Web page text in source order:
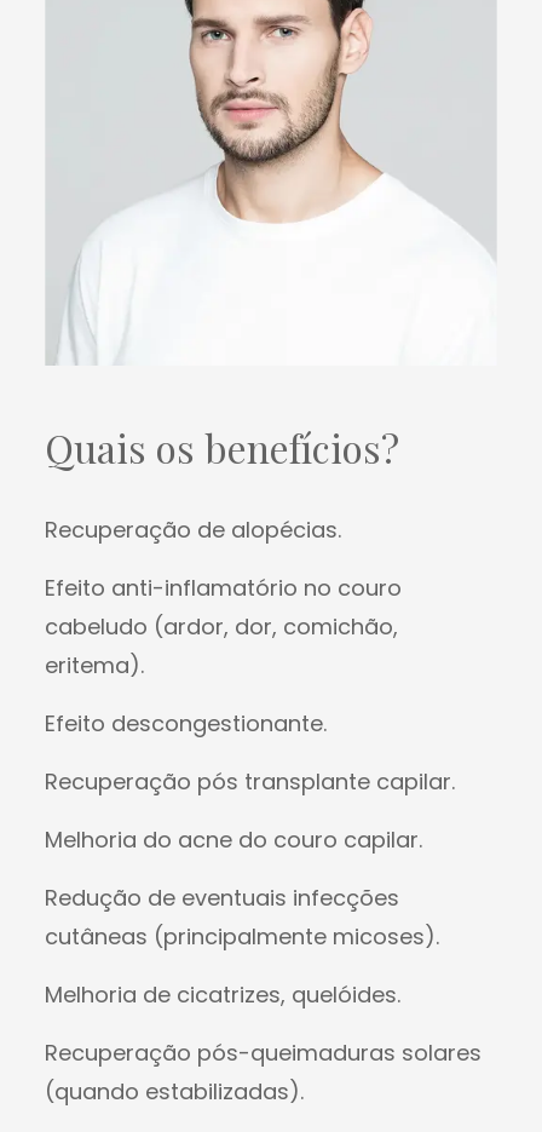
Quais os benefícios?
Recuperação de alopécias.
Efeito anti-inflamatório no couro
cabeludo (ardor, dor, comichão,
eritema).
Efeito descongestionante.
Recuperação pós transplante capilar.
Melhoria do acne do couro capilar.
Redução de eventuais infecções
cutâneas (principalmente micoses).
Melhoria de cicatrizes, quelóides.
Recuperação pós-queimaduras solares
(quando estabilizadas).